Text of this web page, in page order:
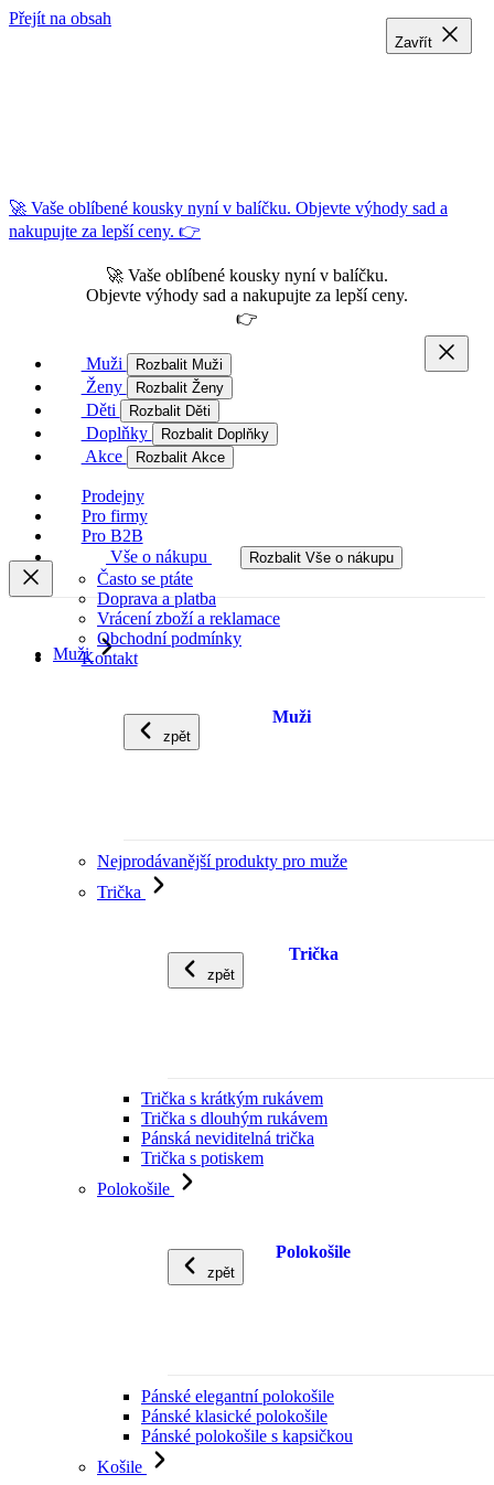
Přejít na obsah
🚀 Vaše oblíbené kousky nyní v balíčku. Objevte výhody sad a
nakupujte za lepší ceny. 👉
🚀 Vaše oblíbené kousky nyní v balíčku.
Objevte výhody sad a nakupujte za lepší ceny.
👉
Muži Rozbalit Muži
Ženy Rozbalit Ženy
Děti Rozbalit Děti
Doplňky Rozbalit Doplňky
Akce Rozbalit Akce
Prodejny
Pro firmy
Pro B2B
Vše o nákupu
Rozbalit Vše o nákupu
Často se ptáte
Doprava a platba
Vrácení zboží a reklamace
Obchodní podmínky
Kontakt
Muži
zpět
Muži
Nejprodávanější produkty pro muže
Trička
zpět
Trička
Trička s krátkým rukávem
Trička s dlouhým rukávem
Pánská neviditelná trička
Trička s potiskem
Polokošile
zpět
Polokošile
Pánské elegantní polokošile
Pánské klasické polokošile
Pánské polokošile s kapsičkou
Košile
Zavřít
Zavřít
Zavřít